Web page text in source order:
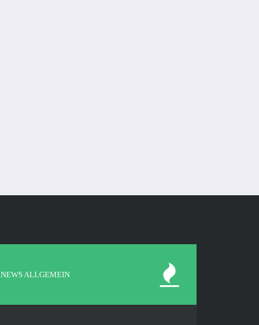
NEWS ALLGEMEIN